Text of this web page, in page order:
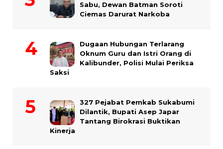
Sabu, Dewan Batman Soroti
Ciemas Darurat Narkoba
Dugaan Hubungan Terlarang
Oknum Guru dan Istri Orang di
Kalibunder, Polisi Mulai Periksa
Saksi
327 Pejabat Pemkab Sukabumi
Dilantik, Bupati Asep Japar
Tantang Birokrasi Buktikan
Kinerja